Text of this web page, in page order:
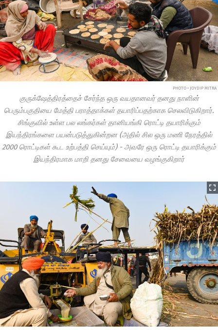
PHOTO • JOYDIP MITRA
குருக்ஷேத்திரத்தைச் சேர்ந்த ஒரு வயதானவர் தனது நாளின்
பெரும்பகுதியை மேத்தி பராத்தாக்கள் தயாரிப்பதற்காக செலவிடுகிறார்.
சிங்குவில் உள்ள பல லங்கர்கள் தானியங்கி ரொட்டி தயாரிக்கும்
இயந்திரங்களை பயன்படுத்துகின்றன (அதில் சில ஒரு மணி நேரத்தில்
2000 ரொட்டிகள் கூட உற்பத்தி செய்யும்) - அவரே ஒரு ரொட்டி தயாரிக்கும்
இயந்திரமாக மாறி தனது சேவையை வழங்குகிறார்